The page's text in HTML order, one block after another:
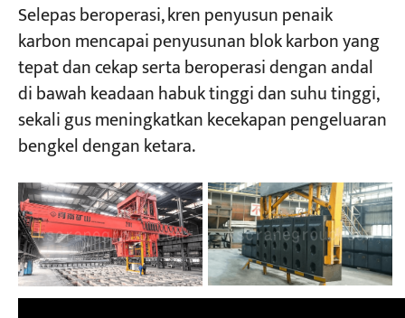
Selepas beroperasi, kren penyusun penaik
karbon mencapai penyusunan blok karbon yang
tepat dan cekap serta beroperasi dengan andal
di bawah keadaan habuk tinggi dan suhu tinggi,
sekali gus meningkatkan kecekapan pengeluaran
bengkel dengan ketara.